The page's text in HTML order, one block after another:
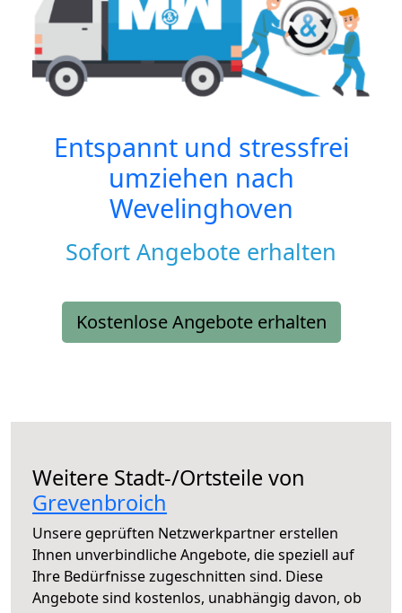
Entspannt und stressfrei
umziehen nach
Wevelinghoven
Sofort Angebote erhalten
Kostenlose Angebote erhalten
Weitere Stadt-/Ortsteile von
Grevenbroich
Unsere geprüften Netzwerkpartner erstellen
Ihnen unverbindliche Angebote, die speziell auf
Ihre Bedürfnisse zugeschnitten sind. Diese
Angebote sind kostenlos, unabhängig davon, ob